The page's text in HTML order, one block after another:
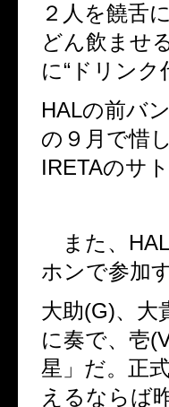
２人を饒舌
どん飲ませ
に“ドリンク
HALの前バ
の９月で惜
IRETAのサ
また、
ホンで参加
大助(G)、大
に奏で、壱
星」だ。正
えるならば